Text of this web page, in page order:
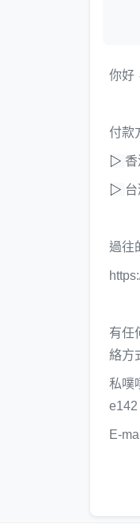
你好
付款
▷
▷
過往
有任
絡方
私噗
e142
E-